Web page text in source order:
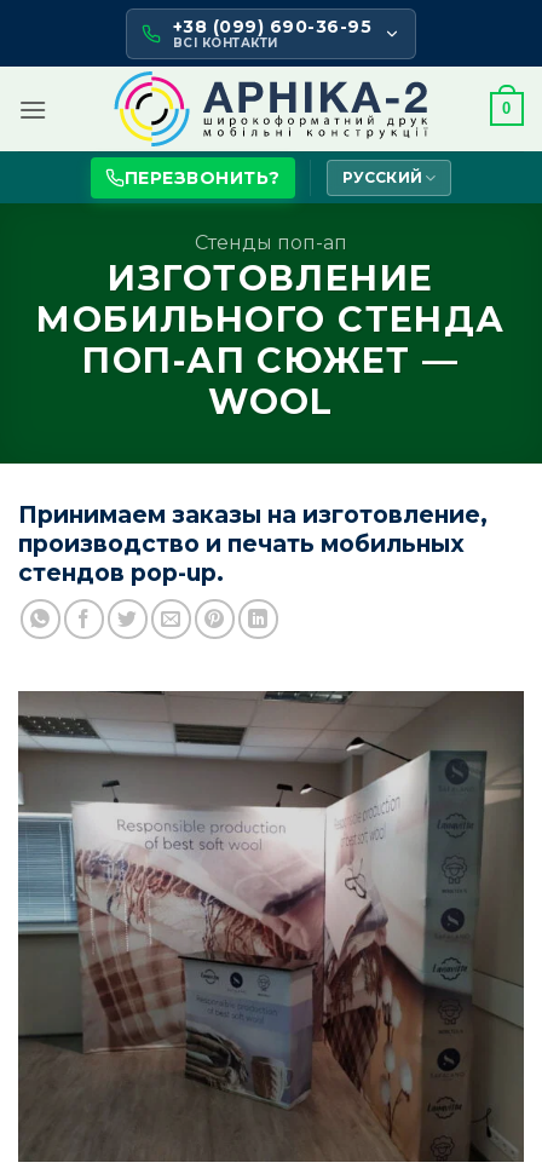
content
+38 (099) 690-36-95
ВСІ КОНТАКТИ
0
ПЕРЕЗВОНИТЬ? РУССКИЙ
Стенды поп-ап
ИЗГОТОВЛЕНИЕ
МОБИЛЬНОГО СТЕНДА
ПОП-АП СЮЖЕТ —
WOOL
Принимаем заказы на изготовление,
производство и печать мобильных
стендов pop-up.